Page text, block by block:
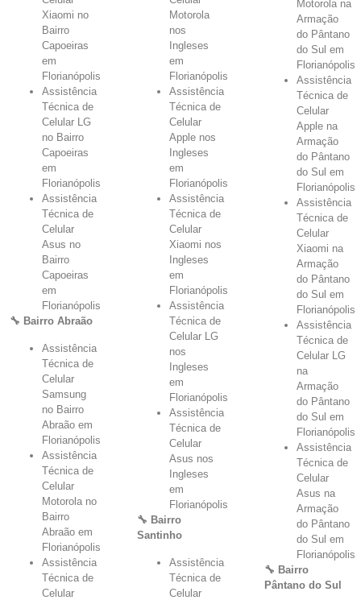
Xiaomi no
Bairro
Capoeiras
em
Florianópolis
Assistência
Técnica de
Celular LG
no Bairro
Capoeiras
em
Florianópolis
Assistência
Técnica de
Celular
Asus no
Bairro
Capoeiras
em
Florianópolis
🔧 Bairro Abraão
Assistência
Técnica de
Celular
Samsung
no Bairro
Abraão em
Florianópolis
Assistência
Técnica de
Celular
Motorola no
Bairro
Abraão em
Florianópolis
Assistência
Técnica de
Celular
Motorola
nos
Ingleses
em
Florianópolis
Assistência
Técnica de
Celular
Apple nos
Ingleses
em
Florianópolis
Assistência
Técnica de
Celular
Xiaomi nos
Ingleses
em
Florianópolis
Assistência
Técnica de
Celular LG
nos
Ingleses
em
Florianópolis
Assistência
Técnica de
Celular
Asus nos
Ingleses
em
Florianópolis
🔧 Bairro
Santinho
Assistência
Técnica de
Celular
Motorola na
Armação
do Pântano
do Sul em
Florianópolis
Assistência
Técnica de
Celular
Apple na
Armação
do Pântano
do Sul em
Florianópolis
Assistência
Técnica de
Celular
Xiaomi na
Armação
do Pântano
do Sul em
Florianópolis
Assistência
Técnica de
Celular LG
na
Armação
do Pântano
do Sul em
Florianópolis
Assistência
Técnica de
Celular
Asus na
Armação
do Pântano
do Sul em
Florianópolis
🔧 Bairro
Pântano do Sul